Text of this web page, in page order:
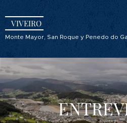
VIVEIRO
Monte Mayor, San Roque y Penedo do